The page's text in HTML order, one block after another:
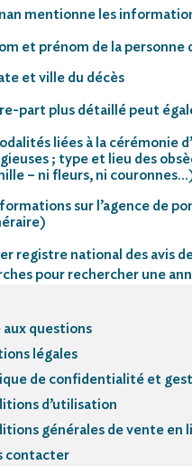
mentionne les
et prénom de la personne
et ville du décès
part plus détaillé peut
liées à la cérémonie
; type et lieu des
– ni fleurs, ni
sur l’agence de
registre national des avis
pour rechercher une
aux questions
légales
de confidentialité et
d’utilisation
générales de vente en
contacter